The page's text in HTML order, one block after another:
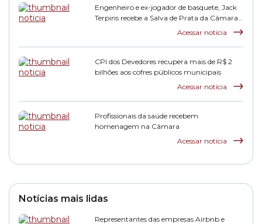
Engenheiro e ex-jogador de basquete, Jack
Terpins recebe a Salva de Prata da Câmara
Acessar notícia
CPI dos Devedores recupera mais de R$ 2
bilhões aos cofres públicos municipais
Acessar notícia
Profissionais da saúde recebem
homenagem na Câmara
Acessar notícia
Notícias mais lidas
Representantes das empresas Airbnb e